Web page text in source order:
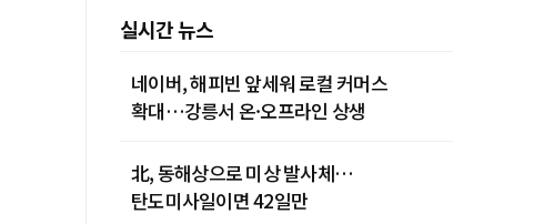
실시간 뉴스
네이버, 해피빈 앞세워 로컬 커머스
확대…강릉서 온·오프라인 상생
北, 동해상으로 미상 발사체…
탄도미사일이면 42일만